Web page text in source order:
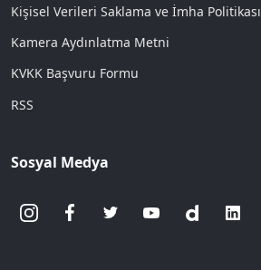
Kişisel Verileri Saklama ve İmha Politikası
Kamera Aydınlatma Metni
KVKK Başvuru Formu
RSS
Sosyal Medya